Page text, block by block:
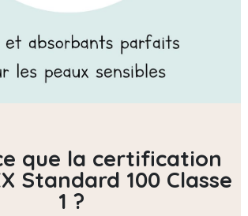
que la certification
Standard 100 Classe
1 ?